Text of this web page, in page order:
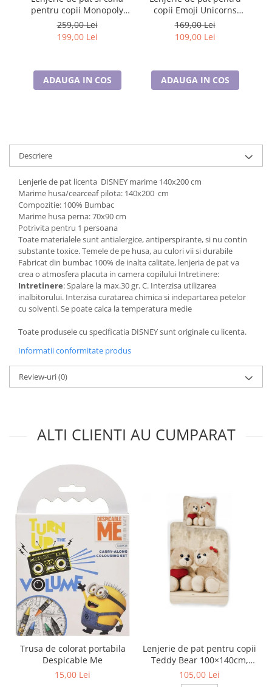
Cadouri pentru Doctori
Cadouri pentru Sfânta Maria
pentru copii Monopoly
140×200 cm, 70×90
cm,100% bumbac,
HAX048736
259,00 Lei
199,00 Lei
ADAUGA IN COS
copii Emoji Unicorns
140×200 cm, 70×90 cm,
Disney, 100% bumbac
169,00 Lei
109,00 Lei
ADAUGA IN COS
Descriere
Lenjerie de pat licenta DISNEY marime 140x200 cm
Marime husa/cearceaf pilota: 140x200 cm
Compozitie: 100% Bumbac
Marime husa perna: 70x90 cm
Potrivita pentru 1 persoana
Toate materialele sunt antialergice, antiperspirante, si nu contin
substante toxice. Temele de pe husa, au culori vii si durabile
Fabricat din bumbac 100% de inalta calitate, lenjeria de pat va
crea o atmosfera placuta in camera copilului Intretinere:
Intretinere: Spalare la max.30 gr. C. Interzisa utilizarea
inalbitorului. Interzisa curatarea chimica si indepartarea petelor
cu solventi. Se poate calca la temperatura medie
Toate produsele cu specificatia DISNEY sunt originale cu licenta.
Informatii conformitate produs
Review-uri(0)
ALTI CLIENTI AU CUMPARAT
Trusa de colorat portabila
Despicable Me
15,00 Lei
Lenjerie de pat pentru copii
Teddy Bear 100×140cm,
40×45 cm BRM006430
105,00 Lei